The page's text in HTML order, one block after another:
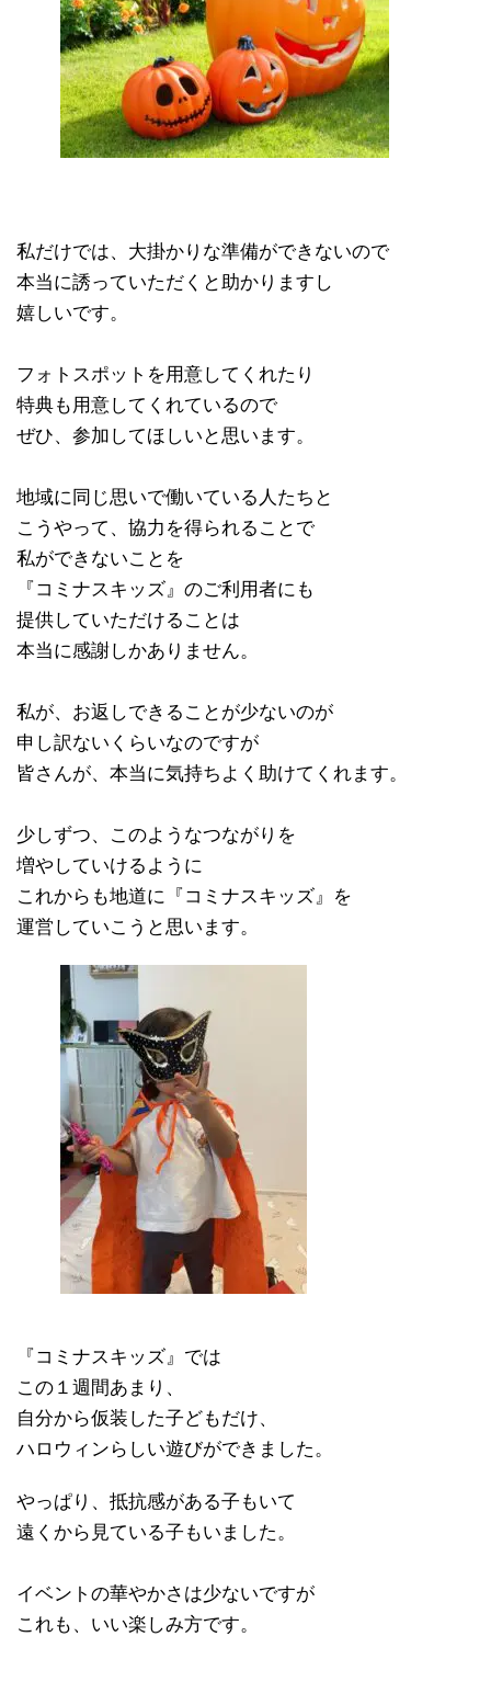
私だけでは、大掛かりな準備ができないので
本当に誘っていただくと助かりますし
嬉しいです。
フォトスポットを用意してくれたり
特典も用意してくれているので
ぜひ、参加してほしいと思います。
地域に同じ思いで働いている人たちと
こうやって、協力を得られることで
私ができないことを
『コミナスキッズ』のご利用者にも
提供していただけることは
本当に感謝しかありません。
私が、お返しできることが少ないのが
申し訳ないくらいなのですが
皆さんが、本当に気持ちよく助けてくれます。
少しずつ、このようなつながりを
増やしていけるように
これからも地道に『コミナスキッズ』を
運営していこうと思います。
『コミナスキッズ』では
この１週間あまり、
自分から仮装した子どもだけ、
ハロウィンらしい遊びができました。
やっぱり、抵抗感がある子もいて
遠くから見ている子もいました。
イベントの華やかさは少ないですが
これも、いい楽しみ方です。